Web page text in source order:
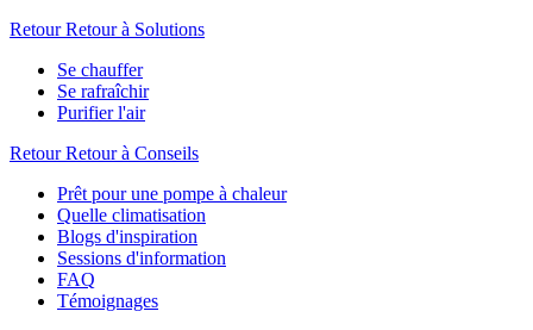
Retour Retour à Solutions
Se chauffer
Se rafraîchir
Purifier l'air
Retour Retour à Conseils
Prêt pour une pompe à chaleur
Quelle climatisation
Blogs d'inspiration
Sessions d'information
FAQ
Témoignages